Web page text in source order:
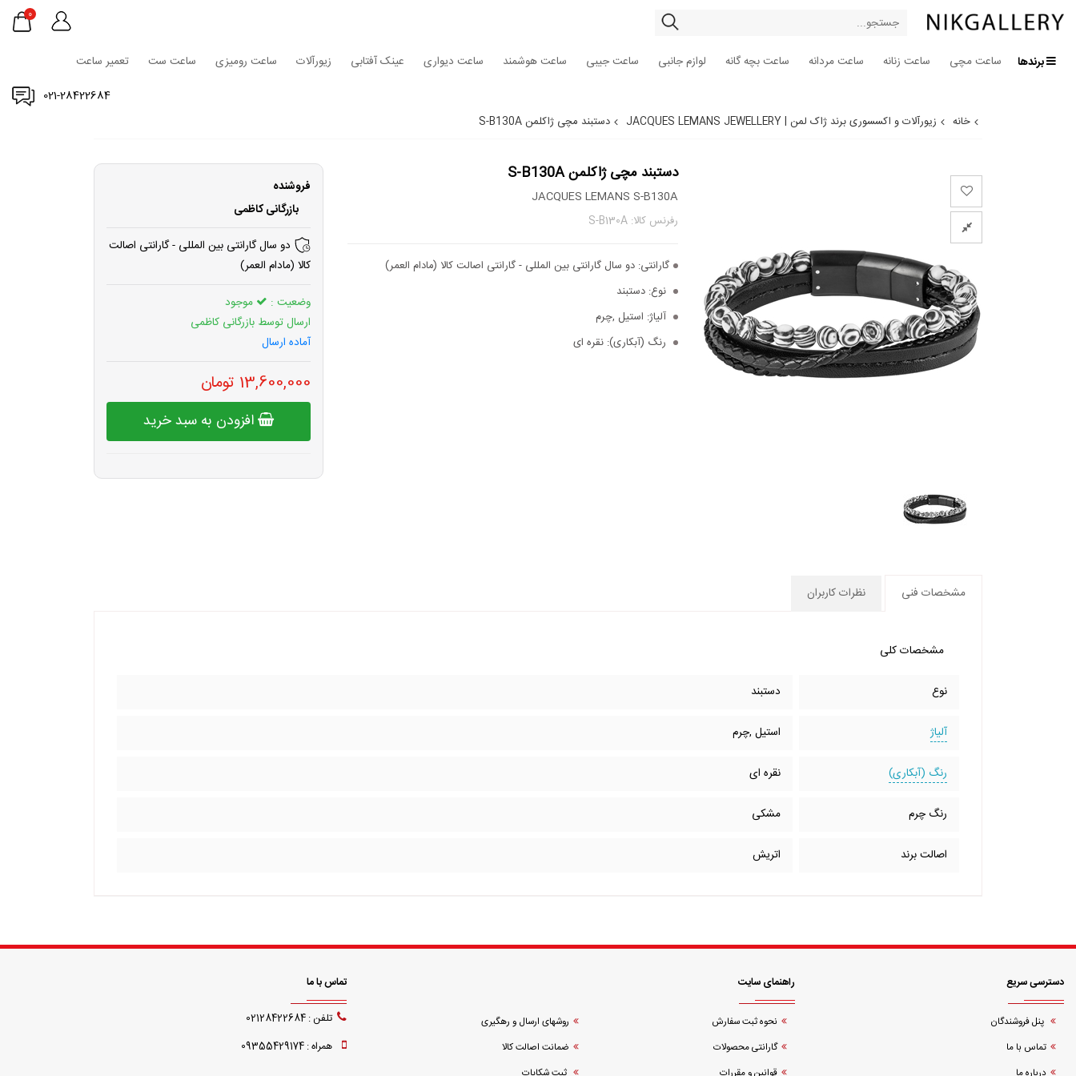
0
برندها ساعت مچی ساعت زنانه ساعت مردانه ساعت بچه گانه لوازم جانبی ساعت جیبی ساعت هوشمند ساعت دیواری عینک آفتابی زیورآلات ساعت رومیزی ساعت ست
تعمیر ساعت
021-28422684
خانه زیورآلات و اکسسوری برند ژاک لمن | JACQUES LEMANS JEWELLERY دستبند مچی ژاکلمن S-B130A
دستبند مچی ژاکلمن S-B130A
JACQUES LEMANS S-B130A
رفرنس کالا: S-B130A
گارانتی: دو سال گارانتی بین المللی - گارانتی اصالت کالا (مادام العمر)
نوع: دستبند
آلیاژ: استیل ,چرم
رنگ (آبکاری): نقره ای
فروشنده
بازرگانی کاظمی
دو سال گارانتی بین المللی - گارانتی اصالت
کالا (مادام العمر)
وضعیت :
موجود
ارسال توسط بازرگانی کاظمی
آماده ارسال
13,600,000 تومان
افزودن به سبد خرید
مشخصات فنی نظرات کاربران
مشخصات کلی
نوع دستبند
آلیاژ استیل ,چرم
رنگ (آبکاری) نقره ای
رنگ چرم مشکی
اصالت برند اتریش
دسترسی سریع
پنل فروشندگان
تماس با ما
راهنمای سایت
نحوه ثبت سفارش
روشهای ارسال و رهگیری
گارانتی محصولات
ضمانت اصالت کالا
تماس با ما
تلفن : 02128422684
همراه : 09355429174